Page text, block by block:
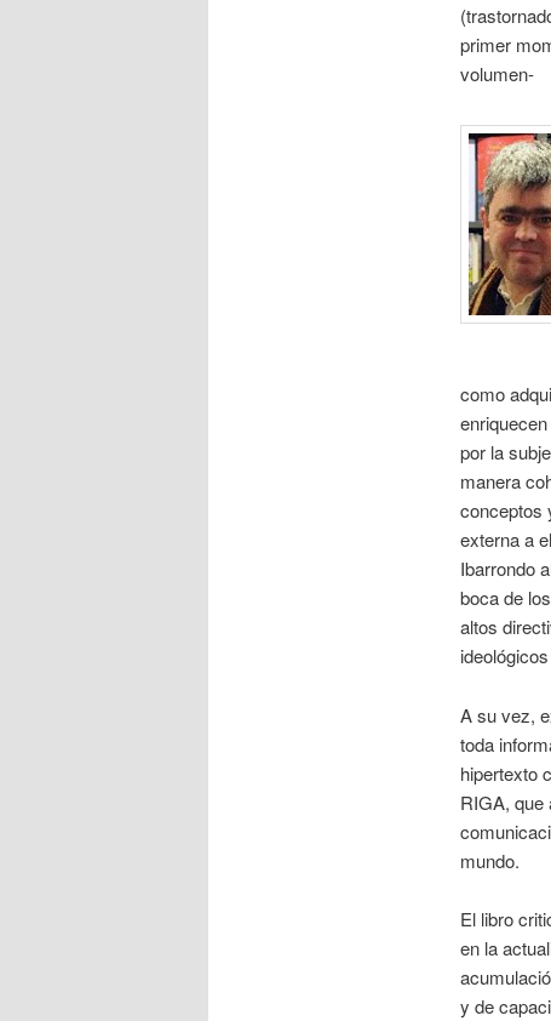
primer
volumen-
como
por la
manera
conceptos
externa a
Ibarrondo
boca de
altos
A su vez,
toda
hipertexto
RIGA, que
mundo.
El libro
en la
y de